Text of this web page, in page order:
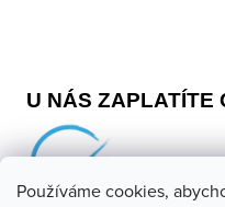
Používáme cookies,
U NÁS ZAPLATÍTE